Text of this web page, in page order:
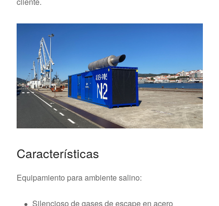
Características
Equipamiento para ambiente salino:
Silencioso de gases de escape en acero